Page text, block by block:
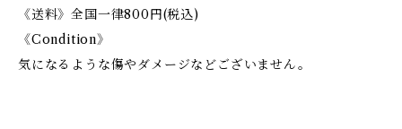
《送料》全国一律800円(税込)
《Condition》
気になるような傷やダメージなどございません。